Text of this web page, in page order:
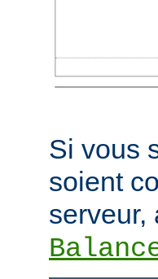
Si vous
soient
serveur,